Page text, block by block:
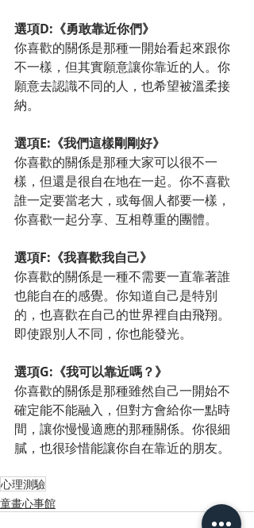
選項D:《勇敢靠近你們》
你喜歡的關係是那種一開始看起來跟你
不一樣，但其實願意讓你靠近的人。你
願意去認識不同的人，也希望被溫柔接
納。
選項E:《我們這樣剛剛好》
你喜歡的關係是那種大家可以很不一
樣，但還是很自在地在一起。你不喜歡
誰一定要當老大，或每個人都要一樣，
你喜歡一起分享、互相尊重的團體。
選項F:《我喜歡我自己》
你喜歡的關係是一種不需要一直靠著誰
也能自在的感覺。你知道自己是特別
的，也喜歡在自己的世界裡自由飛翔。
即使跟別人不同，你也能發光。
選項G:《我可以靠近嗎？》
你喜歡的關係是那種雖然自己一開始不
確定能不能融入，但對方會給你一點時
間，讓你慢慢適應的那種關係。你很細
膩，也很珍惜能讓你自在靠近的朋友。
心理測驗
童畫心事館